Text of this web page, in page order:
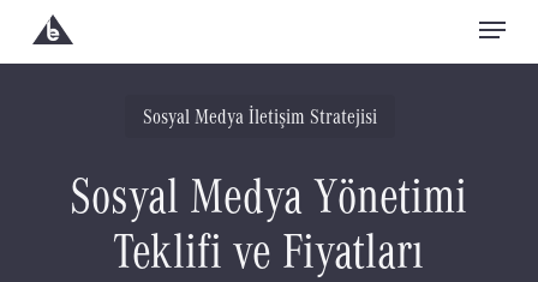
to
Menu
Sosyal Medya İletişim Stratejisi
Sosyal Medya Yönetimi
Teklifi ve Fiyatları